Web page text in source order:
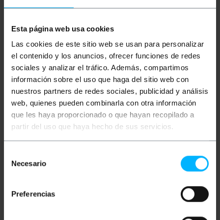
Esta página web usa cookies
Las cookies de este sitio web se usan para personalizar
el contenido y los anuncios, ofrecer funciones de redes
sociales y analizar el tráfico. Además, compartimos
información sobre el uso que haga del sitio web con
nuestros partners de redes sociales, publicidad y análisis
web, quienes pueden combinarla con otra información
que les haya proporcionado o que hayan recopilado a
partir del uso que haya hecho de sus servicios.
Necesario
Preferencias
Beschreibung
Unipolares Kabel H07Z1-K, bestehend aus einer
halogenfreien thermoplastischen Mischung, frei von
Materialien, die im Brandfall giftige Gase entwickeln
können. Geeignet für die Installation in Umgebungen,
in denen ein hoher Brandschutz erforderlich ist.
Flexibles und rutschfestes Kabel für einfache
Installation per Pipeline. Geeignet für
Geschäftsräume, IT-Zentren, Schulen,
Krankenhäuser, Sporthallen usw. Entspricht der CPR
(Construction Product Regulation) UNE-EN 50575:
2014 / A1: 2016.
200 m Spule eines flexiblen unipolaren
schwarzen Elektrokabels zur Identifizierung
Keine Emission ätzender Gase, geringere
Emission giftiger Gase, geringe